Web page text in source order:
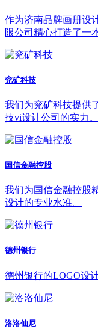
作为济南品牌画册设
限公司精心打造了一
兖矿科技
我们为兖矿科技提供
技vi设计公司的实力。
国信金融控股
我们为国信金融控股
设计的专业水准。
德州银行
德州银行的LOGO设
洛洛仙尼